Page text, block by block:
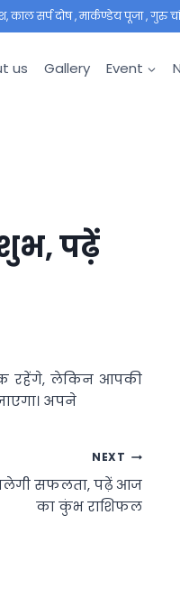
काल सर्प दोष , मार्कण्डेय पूजा , गुरु
us Gallery Event
पढ़ें
रहेंगे, लेकिन आपकी
अपने
NEXT
सफलता, पढ़ें आज
का कुंभ राशिफल